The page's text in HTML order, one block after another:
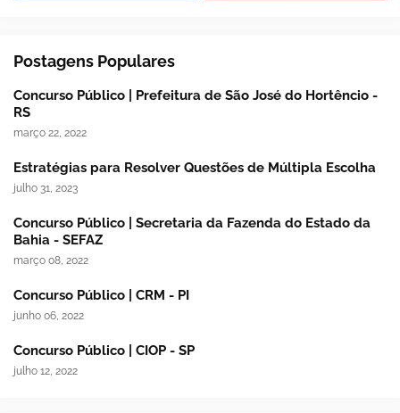
Postagens Populares
Concurso Público | Prefeitura de São José do Hortêncio -
RS
março 22, 2022
Estratégias para Resolver Questões de Múltipla Escolha
julho 31, 2023
Concurso Público | Secretaria da Fazenda do Estado da
Bahia - SEFAZ
março 08, 2022
Concurso Público | CRM - PI
junho 06, 2022
Concurso Público | CIOP - SP
julho 12, 2022